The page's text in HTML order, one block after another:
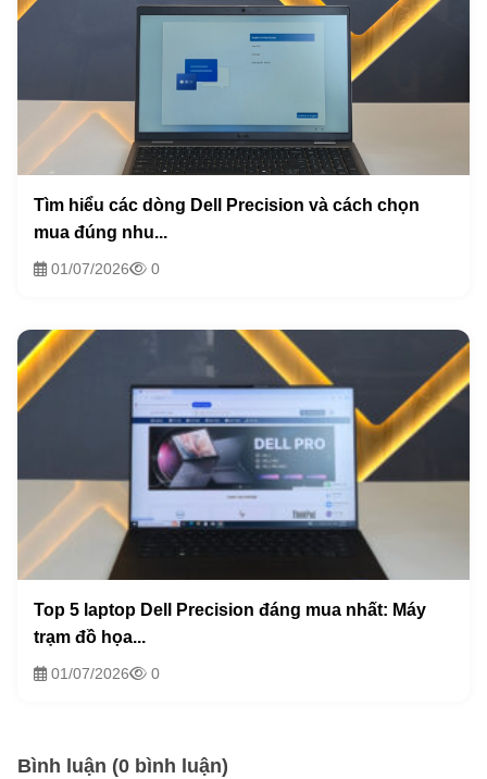
Tìm hiểu các dòng Dell Precision và cách chọn
mua đúng nhu...
01/07/2026 0
Top 5 laptop Dell Precision đáng mua nhất: Máy
trạm đồ họa...
01/07/2026 0
Bình luận (0 bình luận)